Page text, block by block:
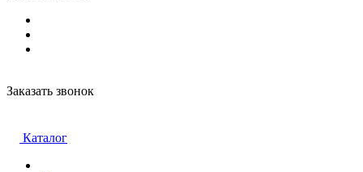
Заказать звонок
Каталог